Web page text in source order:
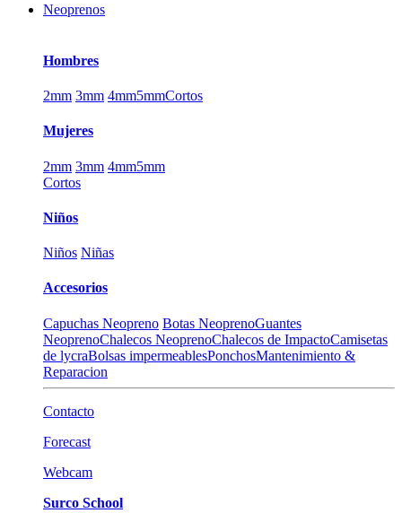
Neoprenos
Hombres
2mm 3mm 4mm5mmCortos
Mujeres
2mm 3mm 4mm5mm
Cortos
Niños
Niños Niñas
Accesorios
Capuchas Neopreno Botas NeoprenoGuantes
NeoprenoChalecos NeoprenoChalecos de ImpactoCamisetas
de lycraBolsas impermeablesPonchosMantenimiento &
Reparacion
Contacto
Forecast
Webcam
Surco School